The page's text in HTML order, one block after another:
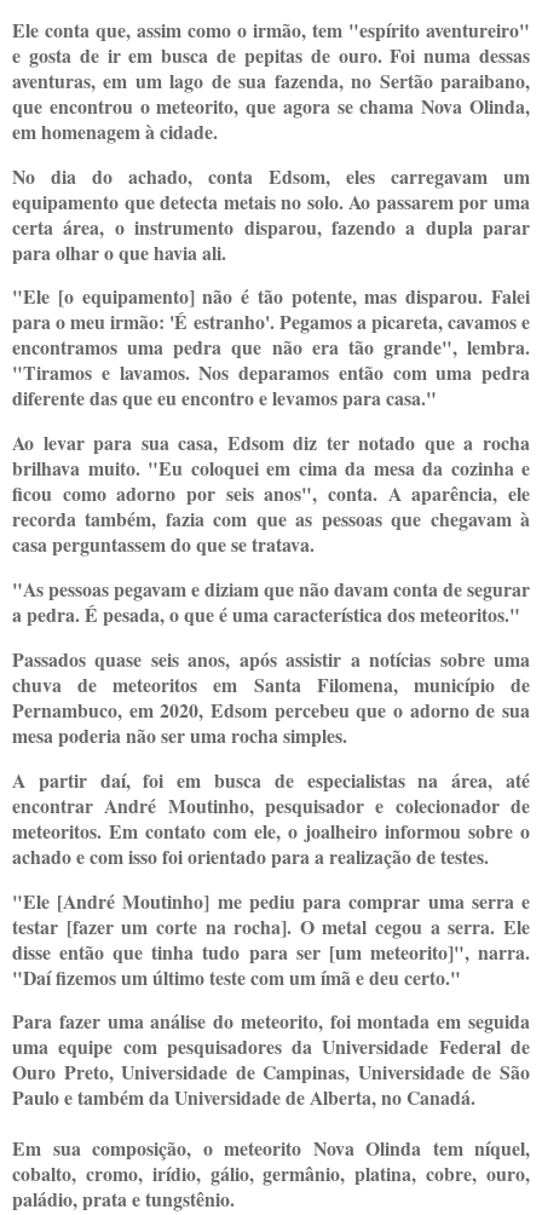
Ele conta que, assim como o irmão, tem "espírito aventureiro"
e gosta de ir em busca de pepitas de ouro. Foi numa dessas
aventuras, em um lago de sua fazenda, no Sertão paraibano,
que encontrou o meteorito, que agora se chama Nova Olinda,
em homenagem à cidade.
No dia do achado, conta Edsom, eles carregavam um
equipamento que detecta metais no solo. Ao passarem por uma
certa área, o instrumento disparou, fazendo a dupla parar
para olhar o que havia ali.
"Ele [o equipamento] não é tão potente, mas disparou. Falei
para o meu irmão: 'É estranho'. Pegamos a picareta, cavamos e
encontramos uma pedra que não era tão grande", lembra.
"Tiramos e lavamos. Nos deparamos então com uma pedra
diferente das que eu encontro e levamos para casa."
Ao levar para sua casa, Edsom diz ter notado que a rocha
brilhava muito. "Eu coloquei em cima da mesa da cozinha e
ficou como adorno por seis anos", conta. A aparência, ele
recorda também, fazia com que as pessoas que chegavam à
casa perguntassem do que se tratava.
"As pessoas pegavam e diziam que não davam conta de segurar
a pedra. É pesada, o que é uma característica dos meteoritos."
Passados quase seis anos, após assistir a notícias sobre uma
chuva de meteoritos em Santa Filomena, município de
Pernambuco, em 2020, Edsom percebeu que o adorno de sua
mesa poderia não ser uma rocha simples.
A partir daí, foi em busca de especialistas na área, até
encontrar André Moutinho, pesquisador e colecionador de
meteoritos. Em contato com ele, o joalheiro informou sobre o
achado e com isso foi orientado para a realização de testes.
"Ele [André Moutinho] me pediu para comprar uma serra e
testar [fazer um corte na rocha]. O metal cegou a serra. Ele
disse então que tinha tudo para ser [um meteorito]", narra.
"Daí fizemos um último teste com um ímã e deu certo."
Para fazer uma análise do meteorito, foi montada em seguida
uma equipe com pesquisadores da Universidade Federal de
Ouro Preto, Universidade de Campinas, Universidade de São
Paulo e também da Universidade de Alberta, no Canadá.
Em sua composição, o meteorito Nova Olinda tem níquel,
cobalto, cromo, irídio, gálio, germânio, platina, cobre, ouro,
paládio, prata e tungstênio.